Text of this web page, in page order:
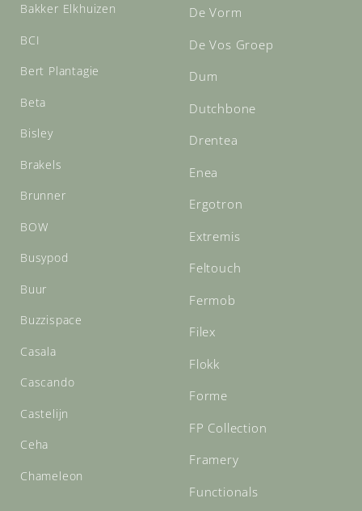
Bakker Elkhuizen
BCI
Bert Plantagie
Beta
Bisley
Brakels
Brunner
BOW
Busypod
Buur
Buzzispace
Casala
Cascando
Castelijn
Ceha
Chameleon
De Vorm
De Vos Groep
Dum
Dutchbone
Drentea
Enea
Ergotron
Extremis
Feltouch
Fermob
Filex
Flokk
Forme
FP Collection
Framery
Functionals